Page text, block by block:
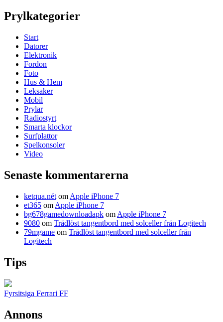
Prylkategorier
Start
Datorer
Elektronik
Fordon
Foto
Hus & Hem
Leksaker
Mobil
Prylar
Radiostyrt
Smarta klockor
Surfplattor
Spelkonsoler
Video
Senaste kommentarerna
ketqua.nét om Apple iPhone 7
et365 om Apple iPhone 7
bg678gamedownloadapk om Apple iPhone 7
9080 om Trådlöst tangentbord med solceller från Logitech
79mgame om Trådlöst tangentbord med solceller från
Logitech
Tips
Fyrsitsiga Ferrari FF
Annons